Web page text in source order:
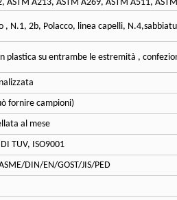
ASTM A213, ASTM A269, ASTM A511,
, N.1, 2b, Polacco, linea capelli,
plastica su entrambe le estremità ,
fornire campioni)
al mese
DI TUV, ISO9001
DIN/EN/GOST/JIS/PED